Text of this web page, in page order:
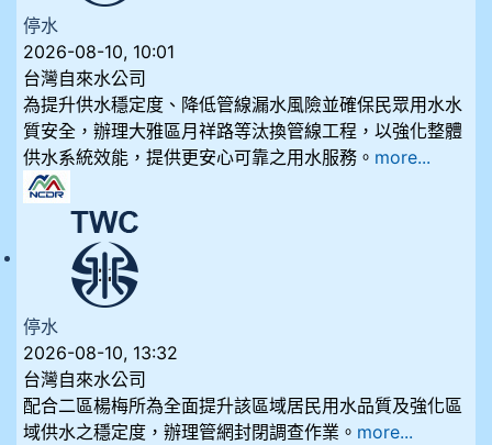
停水
2026-08-10, 10:01
台灣自來水公司
為提升供水穩定度、降低管線漏水風險並確保民眾用水水
質安全，辦理大雅區月祥路等汰換管線工程，以強化整體
供水系統效能，提供更安心可靠之用水服務。 more...
停水
2026-08-10, 13:32
台灣自來水公司
配合二區楊梅所為全面提升該區域居民用水品質及強化區
域供水之穩定度，辦理管網封閉調查作業。 more...